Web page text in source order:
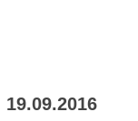
19.09.2016